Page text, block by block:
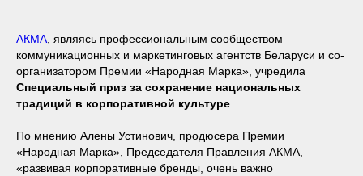
АКМА , являясь профессиональным сообществом
коммуникационных и маркетинговых агентств Беларуси и со-
организатором Премии «Народная Марка», учредила
Специальный приз за сохранение национальных
традиций в корпоративной культуре
По мнению Алены Устинович, продюсера Премии
«Народная Марка», Председателя Правления АКМА,
«развивая корпоративные бренды, очень важно